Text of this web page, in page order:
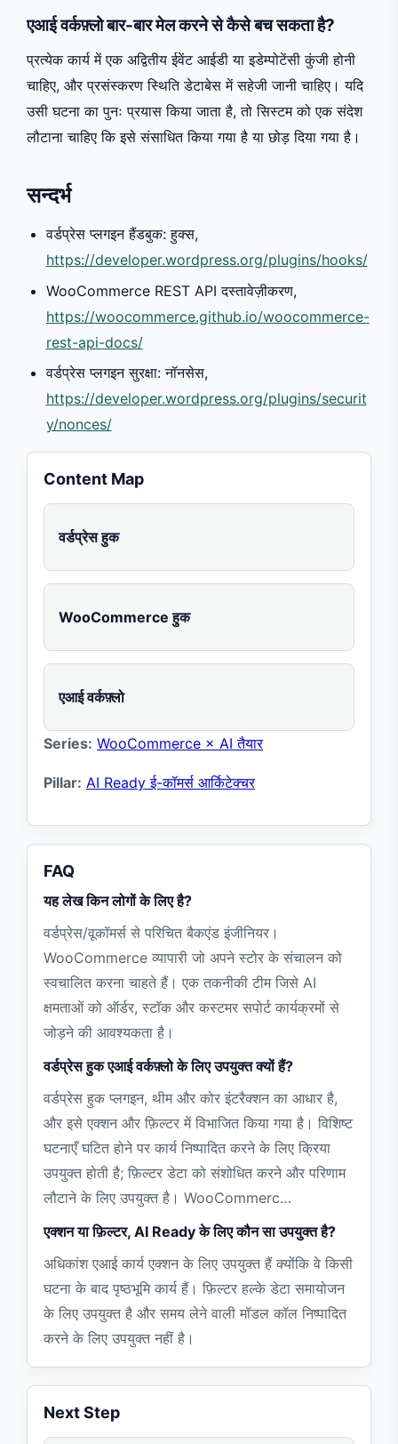
एआई वर्कफ़्लो बार-बार मेल करने से कैसे बच सकता है?
प्रत्येक कार्य में एक अद्वितीय ईवेंट आईडी या इडेम्पोटेंसी कुंजी होनी
चाहिए, और प्रसंस्करण स्थिति डेटाबेस में सहेजी जानी चाहिए। यदि
उसी घटना का पुनः प्रयास किया जाता है, तो सिस्टम को एक संदेश
लौटाना चाहिए कि इसे संसाधित किया गया है या छोड़ दिया गया है।
सन्दर्भ
वर्डप्रेस प्लगइन हैंडबुक: हुक्स,
https://developer.wordpress.org/plugins/hooks/
WooCommerce REST API दस्तावेज़ीकरण,
https://woocommerce.github.io/woocommerce-
rest-api-docs/
वर्डप्रेस प्लगइन सुरक्षा: नॉनसेस,
https://developer.wordpress.org/plugins/securit
y/nonces/
Content Map
वर्डप्रेस हुक
WooCommerce हुक
एआई वर्कफ़्लो
Series: WooCommerce × AI तैयार
Pillar: AI Ready ई-कॉमर्स आर्किटेक्चर
FAQ
यह लेख किन लोगों के लिए है?
वर्डप्रेस/वूकॉमर्स से परिचित बैकएंड इंजीनियर।
WooCommerce व्यापारी जो अपने स्टोर के संचालन को
स्वचालित करना चाहते हैं। एक तकनीकी टीम जिसे AI
क्षमताओं को ऑर्डर, स्टॉक और कस्टमर सपोर्ट कार्यक्रमों से
जोड़ने की आवश्यकता है।
वर्डप्रेस हुक एआई वर्कफ़्लो के लिए उपयुक्त क्यों हैं?
वर्डप्रेस हुक प्लगइन, थीम और कोर इंटरैक्शन का आधार है,
और इसे एक्शन और फ़िल्टर में विभाजित किया गया है। विशिष्ट
घटनाएँ घटित होने पर कार्य निष्पादित करने के लिए क्रिया
उपयुक्त होती है; फ़िल्टर डेटा को संशोधित करने और परिणाम
लौटाने के लिए उपयुक्त है। WooCommerc…
एक्शन या फ़िल्टर, AI Ready के लिए कौन सा उपयुक्त है?
अधिकांश एआई कार्य एक्शन के लिए उपयुक्त हैं क्योंकि वे किसी
घटना के बाद पृष्ठभूमि कार्य हैं। फ़िल्टर हल्के डेटा समायोजन
के लिए उपयुक्त है और समय लेने वाली मॉडल कॉल निष्पादित
करने के लिए उपयुक्त नहीं है।
Next Step